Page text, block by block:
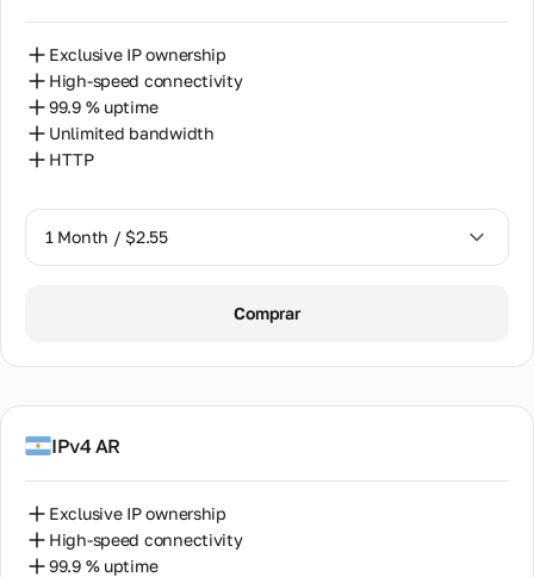
Exclusive IP ownership
High-speed connectivity
99.9 % uptime
Unlimited bandwidth
HTTP
1 Month / $2.55
Comprar
IPv4 AR
Exclusive IP ownership
High-speed connectivity
99.9 % uptime